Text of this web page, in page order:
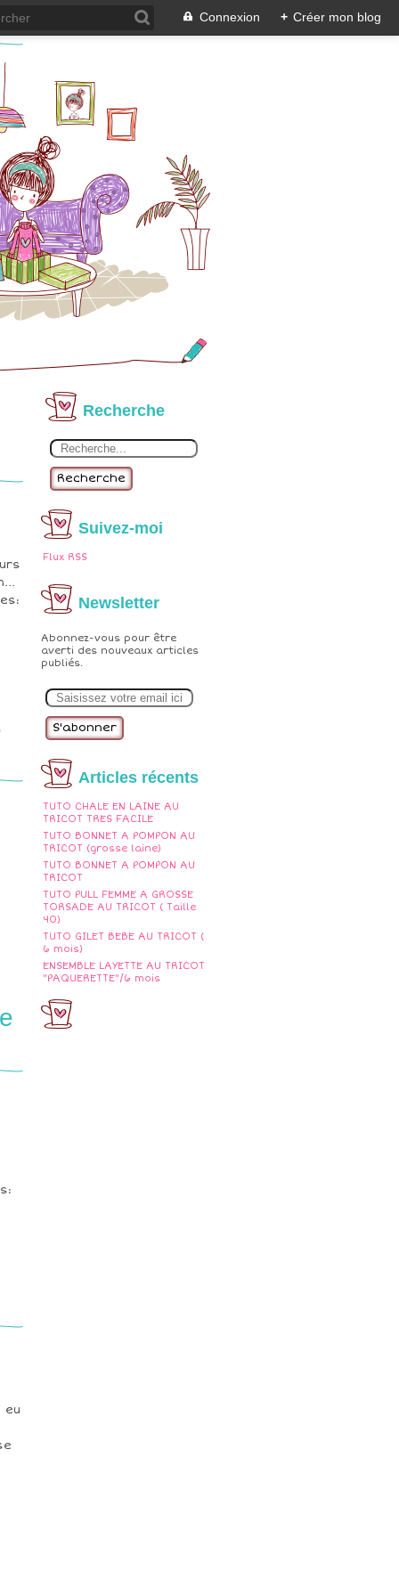
Connexion + Créer mon blog
Recherche
Recherche
Suivez-moi
Flux RSS
Newsletter
Abonnez-vous pour être
averti des nouveaux articles
publiés.
m
Articles récents
TUTO CHALE EN LAINE AU
TRICOT TRES FACILE
TUTO BONNET A POMPON AU
TRICOT (grosse laine)
TUTO BONNET A POMPON AU
TRICOT
TUTO PULL FEMME A GROSSE
TORSADE AU TRICOT ( Taille
40)
TUTO GILET BEBE AU TRICOT (
6 mois)
ENSEMBLE LAYETTE AU TRICOT
"PAQUERETTE"/6 mois
eu